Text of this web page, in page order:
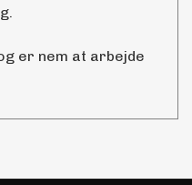
er nem at arbejde